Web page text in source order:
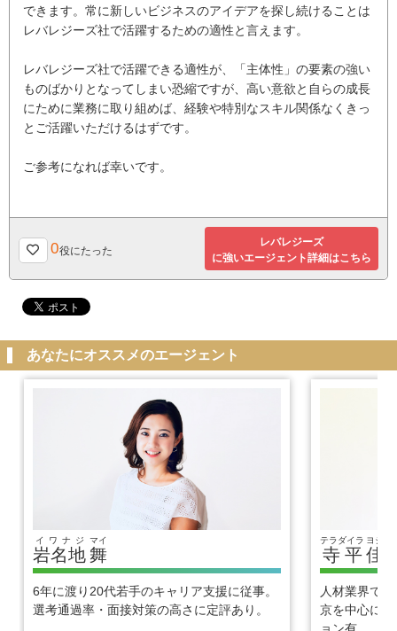
できます。常に新しいビジネスのアイデアを探し続けることは
レバレジーズ社で活躍するための適性と言えます。
レバレジーズ社で活躍できる適性が、「主体性」の要素の強い
ものばかりとなってしまい恐縮ですが、高い意欲と自らの成長
にために業務に取り組めば、経験や特別なスキル関係なくきっ
とご活躍いただけるはずです。
ご参考になれば幸いです。
0役にたった
レバレジーズ
に強いエージェント詳細はこちら
あなたにオススメのエージェント
岩名地
イワナジ
舞
マイ
6年に渡り20代若手のキャリア支援に従事。
選考通過率・面接対策の高さに定評あり。
寺平
テラダイラ
佳
ヨシヒ
人材業界で
京を中心に